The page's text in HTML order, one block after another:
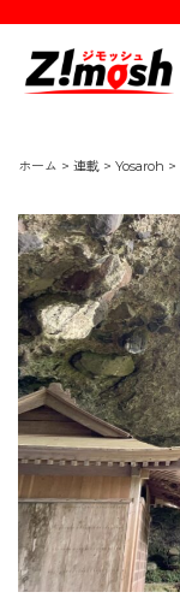
ホーム > 連載 > Yosaroh >